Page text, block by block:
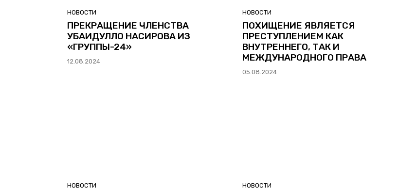
НОВОСТИ
ПРЕКРАЩЕНИЕ ЧЛЕНСТВА
УБАИДУЛЛО НАСИРОВА ИЗ
«ГРУППЫ-24»
12.08.2024
НОВОСТИ
ПОХИЩЕНИЕ ЯВЛЯЕТСЯ
ПРЕСТУПЛЕНИЕМ КАК
ВНУТРЕННЕГО, ТАК И
МЕЖДУНАРОДНОГО ПРАВА
05.08.2024
НОВОСТИ НОВОСТИ